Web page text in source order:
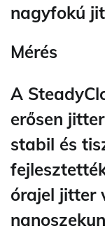
nagyfokú
Mérés
A
erősen
stabil és
órajel jitter